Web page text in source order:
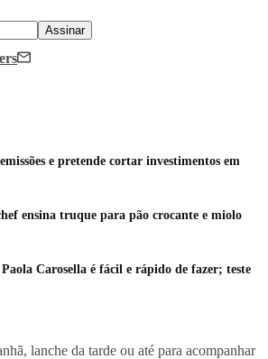
Assinar
e pretende cortar investimentos em
ensina truque para pão crocante e miolo
Carosella é fácil e rápido de fazer; teste
lanche da tarde ou até para acompanhar